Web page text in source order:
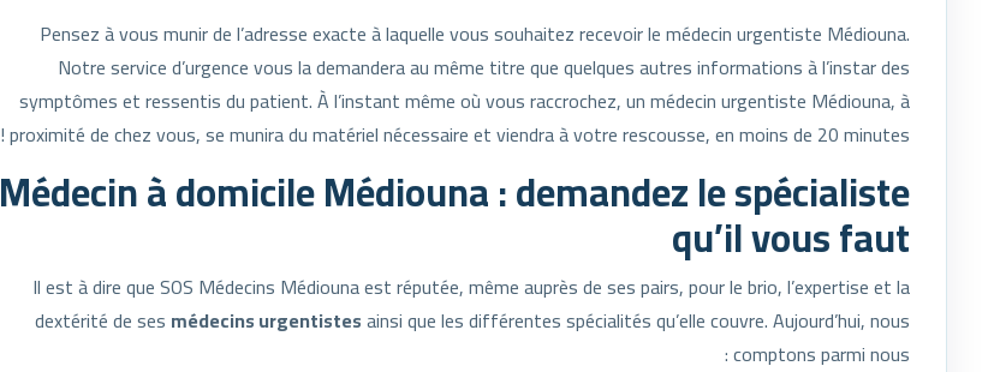
Pensez à vous munir de l’adresse exacte à laquelle vous souhaitez recevoir le médecin urgentiste Médiouna.
Notre service d’urgence vous la demandera au même titre que quelques autres informations à l’instar des
symptômes et ressentis du patient. À l’instant même où vous raccrochez, un médecin urgentiste Médiouna, à
proximité de chez vous, se munira du matériel nécessaire et viendra à votre rescousse, en moins de 20 minutes !
Médecin à domicile Médiouna : demandez le spécialiste
qu’il vous faut
Il est à dire que SOS Médecins Médiouna est réputée, même auprès de ses pairs, pour le brio, l’expertise et la
dextérité de ses médecins urgentistesainsi que les différentes spécialités qu’elle couvre. Aujourd’hui, nous
comptons parmi nous :